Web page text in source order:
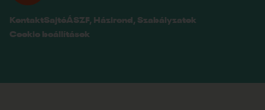
KontaktSajtóÁSZF, Házirend, Szabályzatok
Cookie beállítások